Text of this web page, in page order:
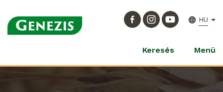
HU
Keresés Menü